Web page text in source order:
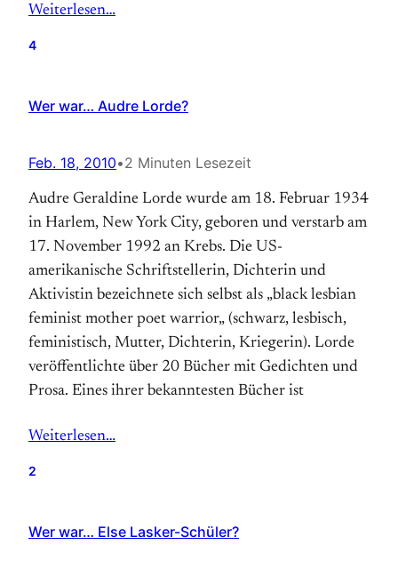
Weiterlesen…
4
Wer war… Audre Lorde?
Feb. 18, 2010•2 Minuten Lesezeit
Audre Geraldine Lorde wurde am 18. Februar 1934
in Harlem, New York City, geboren und verstarb am
17. November 1992 an Krebs. Die US-
amerikanische Schrift­stellerin, Dichterin und
Aktivistin bezeichnete sich selbst als „black lesbian
feminist mother poet warrior„ (schwarz, lesbisch,
feministisch, Mutter, Dichterin, Kriegerin). Lorde
ver­öffentlichte über 20 Bücher mit Gedichten und
Prosa. Eines ihrer bekanntesten Bücher ist
Weiterlesen…
2
Wer war… Else Lasker-Schüler?